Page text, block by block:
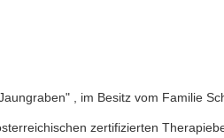
, im Besitz vom Familie
zertifizierten